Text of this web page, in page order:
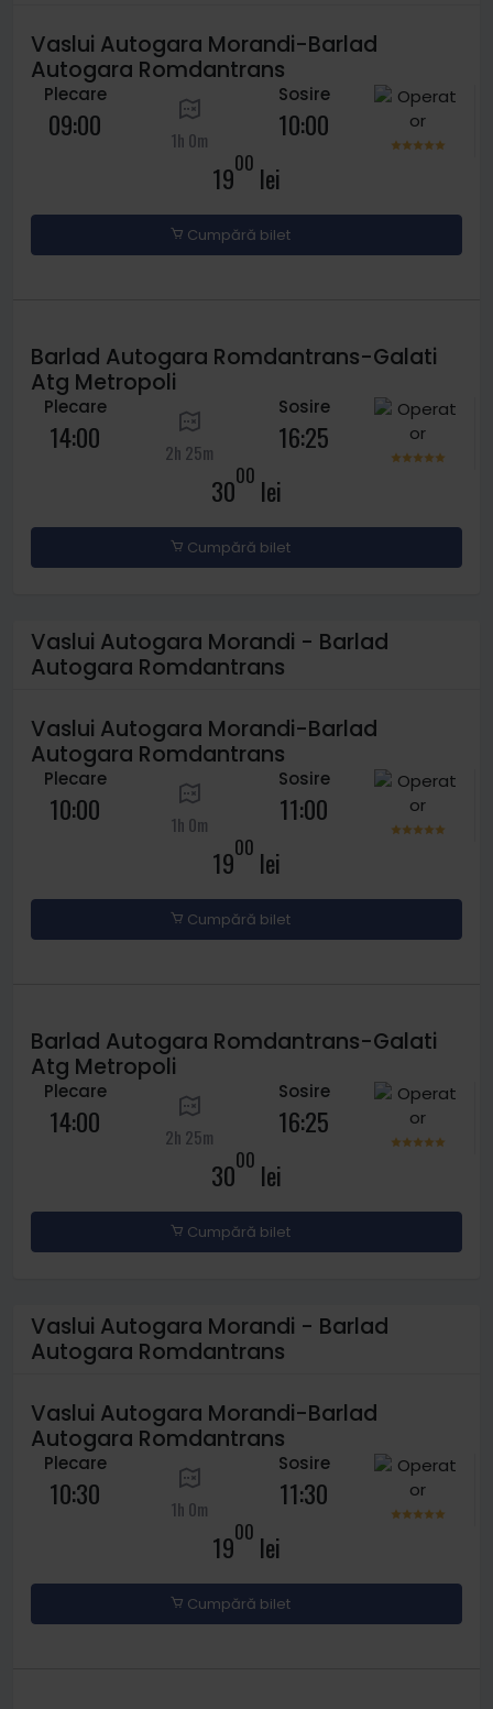
Vaslui Autogara Morandi-Barlad
Autogara Romdantrans
Plecare
09:00 1h 0m
Sosire
10:00
1900 lei
Cumpără bilet
Barlad Autogara Romdantrans-Galati
Atg Metropoli
Plecare
14:00 2h 25m
Sosire
16:25
3000 lei
Cumpără bilet
Vaslui Autogara Morandi - Barlad
Autogara Romdantrans
Vaslui Autogara Morandi-Barlad
Autogara Romdantrans
Plecare
10:00 1h 0m
Sosire
11:00
1900 lei
Cumpără bilet
Barlad Autogara Romdantrans-Galati
Atg Metropoli
Plecare
14:00 2h 25m
Sosire
16:25
3000 lei
Cumpără bilet
Vaslui Autogara Morandi - Barlad
Autogara Romdantrans
Vaslui Autogara Morandi-Barlad
Autogara Romdantrans
Plecare
10:30 1h 0m
Sosire
11:30
1900 lei
Cumpără bilet